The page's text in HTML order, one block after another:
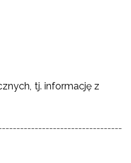
tj. informację z